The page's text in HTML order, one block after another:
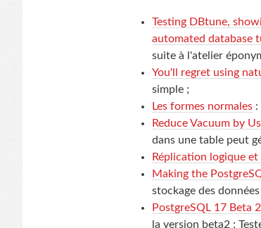
Testing DBtune,
automated database
suite à l'atelier
You'll regret using
simple ;
Les formes normales:
Reduce Vacuum by
dans une table peut
Réplication logique
Making the
stockage des
PostgreSQL 17 Beta
la version beta2 ;